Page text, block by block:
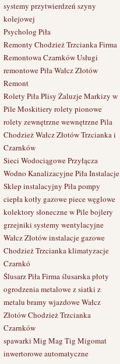
→
systemy przytwierdzeń szyny
kolejowej
Psycholog Piła
Remonty Chodzież Trzcianka Firma
Remontowa Czarnków Usługi
remontowe Piła Wałcz Złotów
Remont
Rolety Piła Plisy Żaluzje Markizy w
Pile Moskitiery rolety pionowe
rolety zewnętrzne wewnętrzne Pila
Chodzież Wałcz Złotów Trzcianka i
Czarnków
Sieci Wodociągowe Przyłącza
Wodno Kanalizacyjne Piła Instalacje
Sklep instalacyjny Piła pompy
ciepła kotły gazowe piece węglowe
kolektory słoneczne w Pile bojlery
grzejniki systemy wentylacyjne
Wałcz Złotów instalacje gazowe
Chodzież Trzcianka klimatyzacje
Czarnkó
Ślusarz Piła Firma ślusarska płoty
ogrodzenia metalowe z siatki z
metalu bramy wjazdowe Wałcz
Złotów Chodzież Trzcianka
Czarnków
spawarki Mig Mag Tig Migomat
inwertorowe automatyczne